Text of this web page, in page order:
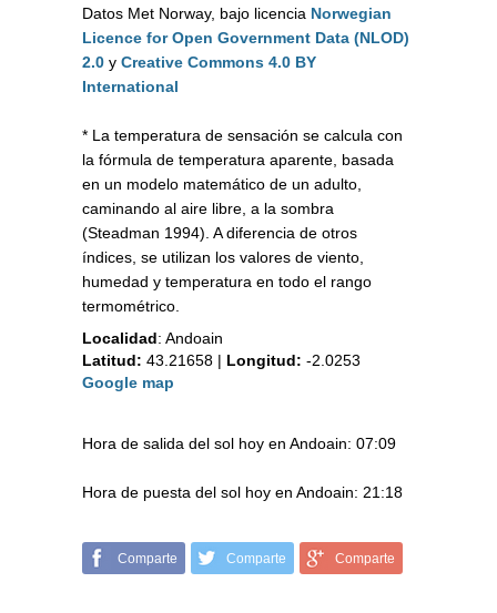
Datos Met Norway, bajo licencia Norwegian
Licence for Open Government Data (NLOD)
2.0 y Creative Commons 4.0 BY
International
* La temperatura de sensación se calcula con
la fórmula de temperatura aparente, basada
en un modelo matemático de un adulto,
caminando al aire libre, a la sombra
(Steadman 1994). A diferencia de otros
índices, se utilizan los valores de viento,
humedad y temperatura en todo el rango
termométrico.
Localidad: Andoain
Latitud: 43.21658 | Longitud: -2.0253
Google map
Hora de salida del sol hoy en Andoain: 07:09
Hora de puesta del sol hoy en Andoain: 21:18
Comparte Comparte Comparte